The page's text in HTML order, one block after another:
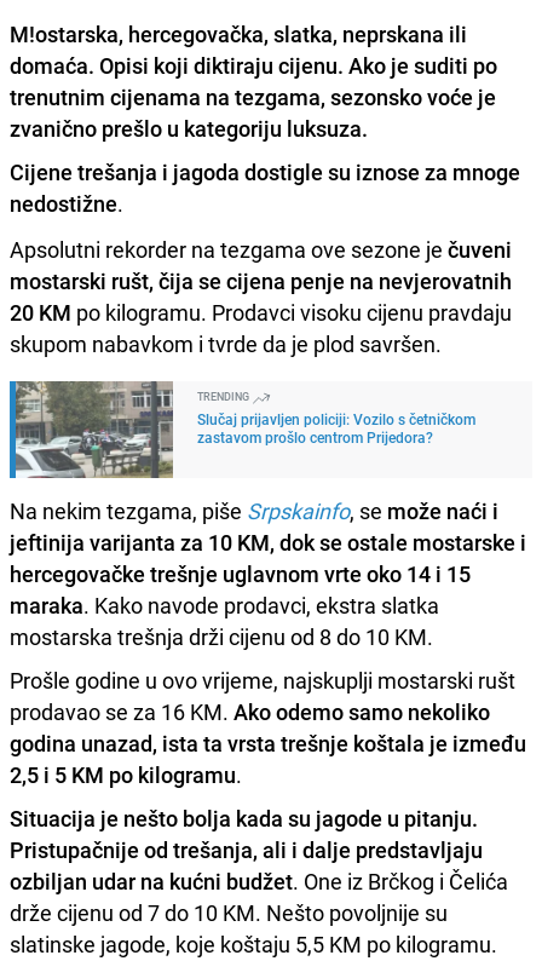
M!ostarska, hercegovačka, slatka, neprskana ili
domaća. Opisi koji diktiraju cijenu. Ako je suditi po
trenutnim cijenama na tezgama, sezonsko voće je
zvanično prešlo u kategoriju luksuza.
Cijene trešanja i jagoda dostigle su iznose za mnoge
nedostižne.
Apsolutni rekorder na tezgama ove sezone je čuveni
mostarski rušt, čija se cijena penje na nevjerovatnih
20 KM po kilogramu. Prodavci visoku cijenu pravdaju
skupom nabavkom i tvrde da je plod savršen.
TRENDING
Slučaj prijavljen policiji: Vozilo s četničkom
zastavom prošlo centrom Prijedora?
Na nekim tezgama, piše Srpskainfo, se može naći i
jeftinija varijanta za 10 KM, dok se ostale mostarske i
hercegovačke trešnje uglavnom vrte oko 14 i 15
maraka. Kako navode prodavci, ekstra slatka
mostarska trešnja drži cijenu od 8 do 10 KM.
Prošle godine u ovo vrijeme, najskuplji mostarski rušt
prodavao se za 16 KM. Ako odemo samo nekoliko
godina unazad, ista ta vrsta trešnje koštala je između
2,5 i 5 KM po kilogramu.
Situacija je nešto bolja kada su jagode u pitanju.
Pristupačnije od trešanja, ali i dalje predstavljaju
ozbiljan udar na kućni budžet. One iz Brčkog i Čelića
drže cijenu od 7 do 10 KM. Nešto povoljnije su
slatinske jagode, koje koštaju 5,5 KM po kilogramu.